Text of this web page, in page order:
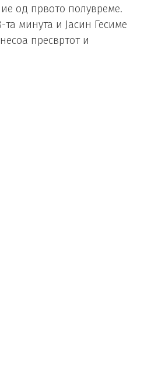
од првото полувреме.
минута и Јасин Гесиме
пресвртот и